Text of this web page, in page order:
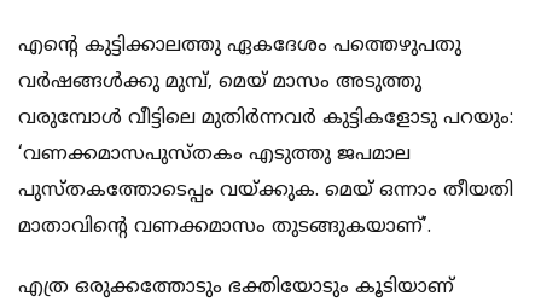
എന്റെ കുട്ടിക്കാലത്തു ഏകദേശം പത്തെഴുപതു
വര്‍ഷങ്ങള്‍ക്കു മുമ്പ്, മെയ് മാസം അടുത്തു
വരുമ്പോള്‍ വീട്ടിലെ മുതിര്‍ന്നവര്‍ കുട്ടികളോടു പറയും:
‘വണക്കമാസപുസ്തകം എടുത്തു ജപമാല
പുസ്തകത്തോടെപ്പം വയ്ക്കുക. മെയ് ഒന്നാം തീയതി
മാതാവിന്റെ വണക്കമാസം തുടങ്ങുകയാണ്’.
എത്ര ഒരുക്കത്തോടും ഭക്തിയോടും കൂടിയാണ്